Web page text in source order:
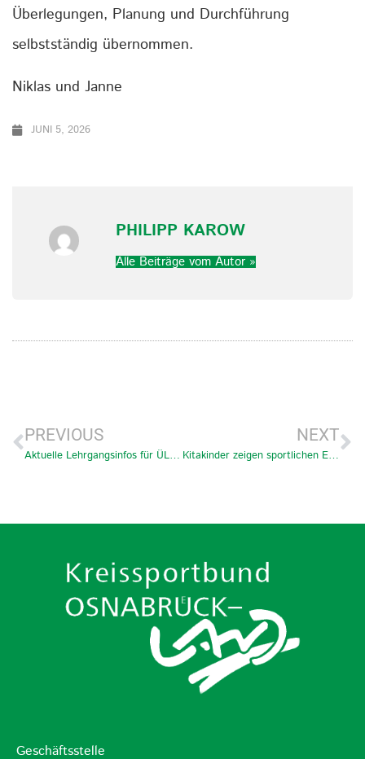
Überlegungen, Planung und Durchführung
selbstständig übernommen.
Niklas und Janne
JUNI 5, 2026
PHILIPP KAROW
Alle Beiträge vom Autor »
PREVIOUS
Aktuelle Lehrgangsinfos für ÜL & Trainer
NEXT
Kitakinder zeigen sportlichen Ehrgeiz beim Bewegungsfest am Rehlber
Geschäftsstelle